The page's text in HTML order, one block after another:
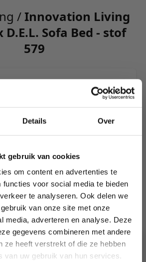
Details Over
gebruik van cookies
om content en advertenties te
functies voor social media te bieden
te analyseren. Ook delen we
van onze site met onze
media, adverteren en analyse. Deze
gegevens combineren met andere
ze heeft verstrekt of die ze hebben
van uw gebruik van hun services.
/Innovation Living
Sofa Bed - stof
579
equipped with an Excess
ensuring comfortable
A sofa bed for everyday use
comfort and size in a
informatie